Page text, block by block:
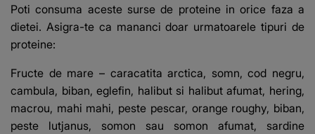
Poti consuma aceste surse de proteine in orice faza a
dietei. Asigra-te ca mananci doar urmatoarele tipuri de
proteine:
Fructe de mare – caracatita arctica, somn, cod negru,
cambula, biban, eglefin, halibut si halibut afumat, hering,
macrou, mahi mahi, peste pescar, orange roughy, biban,
peste lutjanus, somon sau somon afumat, sardine